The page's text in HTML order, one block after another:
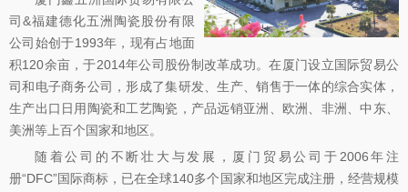
司&福建德化五洲陶瓷股份有限
公司始创于1993年，现有占地面
积120余亩，于2014年公司股份制改革成功。在厦门设立国际贸易公
司和电子商务公司，形成了集研发、生产、销售于一体的综合实体，
生产出口日用陶瓷和工艺陶瓷，产品远销亚洲、欧洲、非洲、中东、
美洲等上百个国家和地区。
随着公司的不断壮大与发展，厦门贸易公司于2006年注
册“DFC”国际商标，已在全球140多个国家和地区完成注册，经营规模